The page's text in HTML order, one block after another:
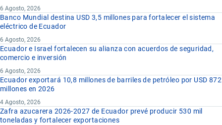
6 Agosto, 2026
Banco Mundial destina USD 3,5 millones para fortalecer el sistema
eléctrico de Ecuador
6 Agosto, 2026
Ecuador e Israel fortalecen su alianza con acuerdos de seguridad,
comercio e inversión
6 Agosto, 2026
Ecuador exportará 10,8 millones de barriles de petróleo por USD 872
millones en 2026
4 Agosto, 2026
Zafra azucarera 2026-2027 de Ecuador prevé producir 530 mil
toneladas y fortalecer exportaciones